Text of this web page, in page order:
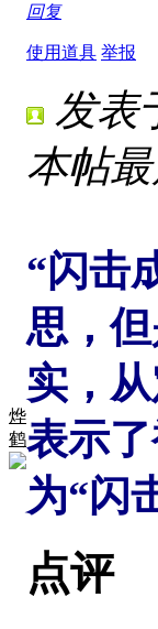
回复
使用道具 举报
烨
鹤
发表
本帖
“闪击
思，
实，
表示
为“闪
点评